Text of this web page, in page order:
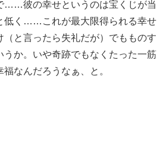
……彼の幸せというのは宝くじが当
低く……これが最大限得られる幸せ
（と言ったら失礼だが）でもものす
うか。いや奇跡でもなくたった一筋
なんだろうなぁ、と。